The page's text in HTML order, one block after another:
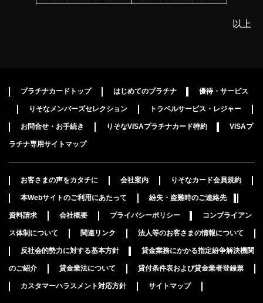
以上
プラチナカードトップ はじめてのプラチナ 優待・サービス
りそなメンバーズセレクション トラベルサービス・レジャー
お問合せ・お手続き りそなVISAプラチナカード特約 VISAプ
ラチナ専用サイトマップ
お客さまの声をカタチに 会社案内 りそなカード会員規約
本Webサイトのご利用にあたって 紛失・盗難時のご連絡先
資料請求 会社概要 プライバシーポリシー コンプライアン
ス体制について 関連リンク 法人等のお客さまの情報について
反社会的勢力に対する基本方針 貸金業務にかかる指定紛争解決機関
のご紹介 貸金業法について 貸付条件表および貸金業者登録票
カスタマーハラスメント対応方針 サイトマップ